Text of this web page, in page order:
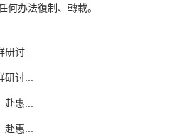
办法復制、轉載。
讨...
讨...
惠...
惠...